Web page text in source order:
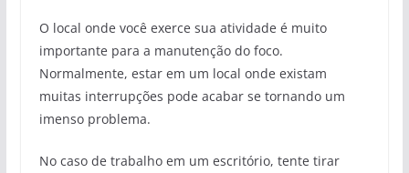
O local onde você exerce sua atividade é muito
importante para a manutenção do foco.
Normalmente, estar em um local onde existam
muitas interrupções pode acabar se tornando um
imenso problema.
No caso de trabalho em um escritório, tente tirar